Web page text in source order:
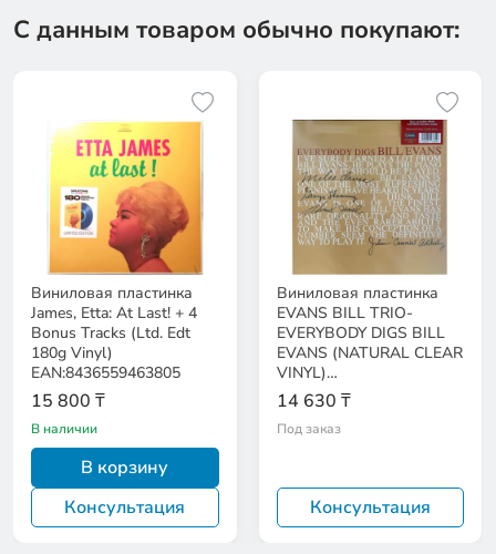
С данным товаром обычно покупают:
Виниловая пластинка
James, Etta: At Last! + 4
Bonus Tracks (Ltd. Edt
180g Vinyl)
EAN:8436559463805
15 800 ₸
В наличии
В корзину
Консультация
Виниловая пластинка
EVANS BILL TRIO-
EVERYBODY DIGS BILL
EVANS (NATURAL CLEAR
VINYL)
EAN:900382997649
14 630 ₸
Под заказ
Консультация